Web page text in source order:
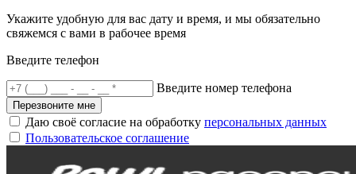
Укажите удобную для вас дату и время, и мы обязательно
свяжемся с вами в рабочее время
Введите телефон
Введите номер телефона
Перезвоните мне
Даю своё согласие на обработку персональных данных
Пользовательское соглашение